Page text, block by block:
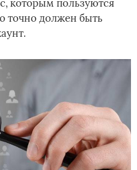
которым пользуются
точно должен быть